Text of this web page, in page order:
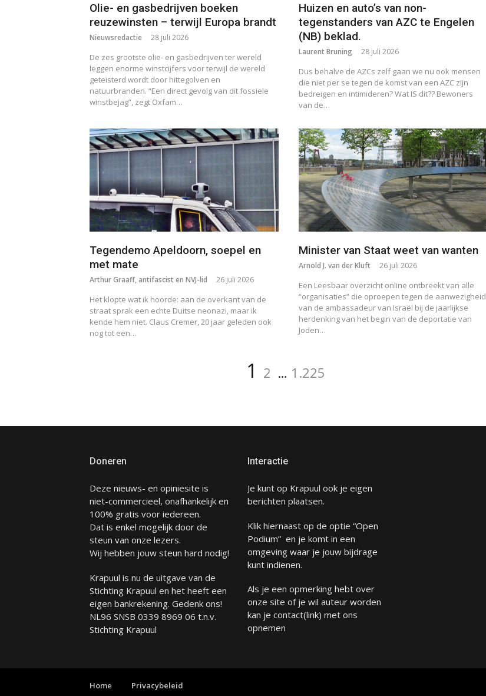
Olie- en gasbedrijven boeken
reuzewinsten – terwijl Europa brandt
Nieuwsredactie 28 juli 2026
De zes grootste olie- en gasbedrijven ter wereld
leggen enorme winstcijfers voor terwijl de wereld
geteisterd wordt door hittegolven en
natuurbranden. “Een direct gevolg van dit fossiele
winstbejag”, zegt Oxfam…
Huizen en auto’s van non-
tegenstanders van AZC te Engelen
(NB) beklad.
Laurent Bruning 28 juli 2026
Dus behalve de AZCs zelf gaan we nu ook mensen
die niet per se tegen de komst van een AZC zijn
bedreigen en intimideren? Wat IS dit?? Bewoners
van de…
Tegendemo Apeldoorn, soepel en
met mate
Arthur Graaff, antifascist en NVJ-lid 26 juli 2026
Het klopte wat ik hoorde: aan de overkant van de
straat sprak een echte Duitse neonazi, maar ik
kende hem niet. Claus Cremer, 20 jaar geleden ook
nog tot een…
Minister van Staat weet van wanten
Arnold J. van der Kluft 26 juli 2026
Een Leesbaar overzicht online ontbreekt van alle
“organisaties” die oproepen tegen de aanwezigheid
van de ambassadeur van Israël bij de jaarlijkse
herdenking van het begin van de deportatie van
Joden…
Pagina
1 Pagina
2 … Pagina
1.225
Doneren
Deze nieuws- en opiniesite is
niet-commercieel, onafhankelijk en
100% gratis voor iedereen.
Dat is enkel mogelijk door de
steun van onze lezers.
Wij hebben jouw steun hard nodig!
Krapuul is nu de uitgave van de
Stichting Krapuul en het heeft een
eigen bankrekening. Gedenk ons!
NL96 SNSB 0339 8969 06 t.n.v.
Stichting Krapuul
Interactie
Je kunt op Krapuul ook je eigen
berichten plaatsen.
Klik hiernaast op de optie “Open
Podium” en je komt in een
omgeving waar je jouw bijdrage
kunt indienen.
Als je een opmerking hebt over
onze site of je wil auteur worden
kan je contact(link) met ons
opnemen
Home Privacybeleid